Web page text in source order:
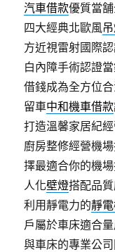
汽車借款優質當
四大經典北歐風
方近視雷射國際
白內障手術認證
借錢成為全方位
留車中和機車借款
打造溫馨家居紀
廚房整修經營機
擇最適合你的機
人化壁燈搭配品
利用靜電力的靜
戶屬於車床適合
與車床的專業公